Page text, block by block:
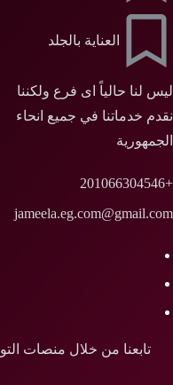
العناية بالجلد
ليس لنا حالياً اى فرع ولكننا
نقدم خدماتنا في جميع انحاء
الجمهورية
+201066304546
jameela.eg.com@gmail.com
تابعنا من خلال منصات